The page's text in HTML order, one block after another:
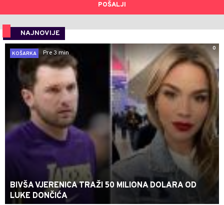
POŠALJI
NAJNOVIJE
0
KOŠARKA
Pre 3 min
BIVŠA VJERENICA TRAŽI 50 MILIONA DOLARA OD
LUKE DONČIĆA